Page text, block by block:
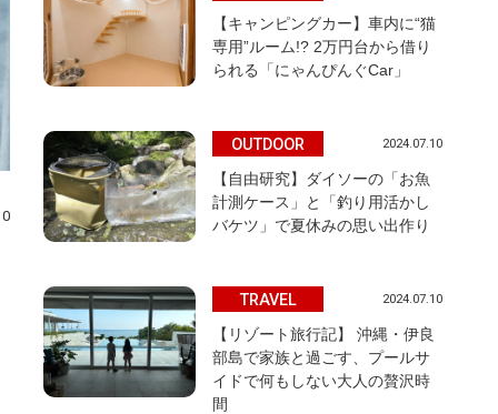
【キャンピングカー】車内に“猫
専用”ルーム!? 2万円台から借り
られる「にゃんぴんぐCar」
OUTDOOR 2024.07.10
【自由研究】ダイソーの「お魚
計測ケース」と「釣り用活かし
バケツ」で夏休みの思い出作り
TRAVEL 2024.07.10
【リゾート旅行記】 沖縄・伊良
部島で家族と過ごす、プールサ
イドで何もしない大人の贅沢時
間